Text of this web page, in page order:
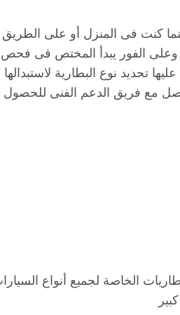
كنت فى المنزل أو على
بنا مباشرة، وعلى الفور يبدأ
تحديد نوع البطارية
مع فريق الدعم الفنى
الخاصة لجميع أنواع السيارات